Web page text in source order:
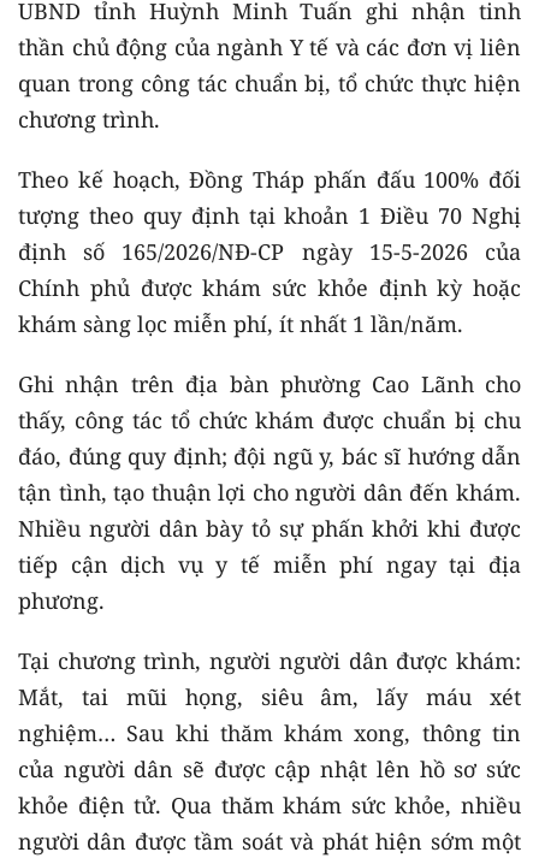
UBND tỉnh Huỳnh Minh Tuấn ghi nhận tinh
thần chủ động của ngành Y tế và các đơn vị liên
quan trong công tác chuẩn bị, tổ chức thực hiện
chương trình.
Theo kế hoạch, Đồng Tháp phấn đấu 100% đối
tượng theo quy định tại khoản 1 Điều 70 Nghị
định số 165/2026/NĐ-CP ngày 15-5-2026 của
Chính phủ được khám sức khỏe định kỳ hoặc
khám sàng lọc miễn phí, ít nhất 1 lần/năm.
Ghi nhận trên địa bàn phường Cao Lãnh cho
thấy, công tác tổ chức khám được chuẩn bị chu
đáo, đúng quy định; đội ngũ y, bác sĩ hướng dẫn
tận tình, tạo thuận lợi cho người dân đến khám.
Nhiều người dân bày tỏ sự phấn khởi khi được
tiếp cận dịch vụ y tế miễn phí ngay tại địa
phương.
Tại chương trình, người người dân được khám:
Mắt, tai mũi họng, siêu âm, lấy máu xét
nghiệm… Sau khi thăm khám xong, thông tin
của người dân sẽ được cập nhật lên hồ sơ sức
khỏe điện tử. Qua thăm khám sức khỏe, nhiều
người dân được tầm soát và phát hiện sớm một